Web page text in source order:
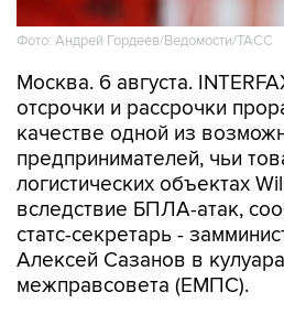
Фото: Андрей Гордеев/Ведомости/ТАСС
Москва. 6 августа.
отсрочки и рассрочки
качестве одной из
предпринимателей, чьи
логистических объектах
вследствие БПЛА-атак,
статс-секретарь -
Алексей Сазанов в
межправсовета (ЕМПС).